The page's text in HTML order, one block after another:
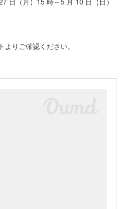
りご確認ください。